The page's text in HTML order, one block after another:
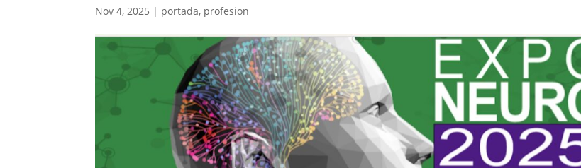
Nov 4, 2025 | portada, profesion